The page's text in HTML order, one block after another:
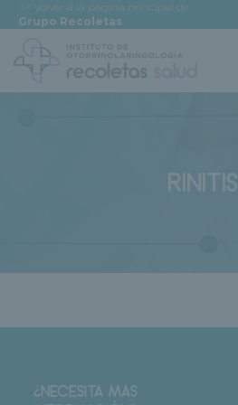
<< Volver a la página principal de
Grupo Recoletas
RINITIS
¿NECESITA MAS